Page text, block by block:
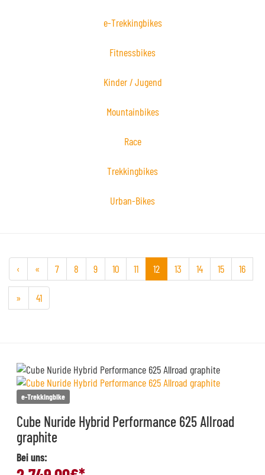
e-Trekkingbikes
Fitnessbikes
Kinder / Jugend
Mountainbikes
Race
Trekkingbikes
Urban-Bikes
‹ « 7 8 9 10 11 12 13 14 15 16
» 41
e-Trekkingbike
Cube Nuride Hybrid Performance 625 Allroad
graphite
Bei uns: